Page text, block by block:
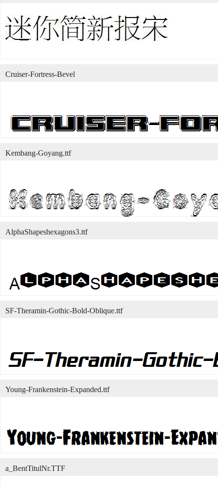
Cruiser-Fortress-Bevel
Kembang-Goyang.ttf
AlphaShapeshexagons3.ttf
SF-Theramin-Gothic-Bold-Oblique.ttf
Young-Frankenstein-Expanded.ttf
a_BentTitulNr.TTF